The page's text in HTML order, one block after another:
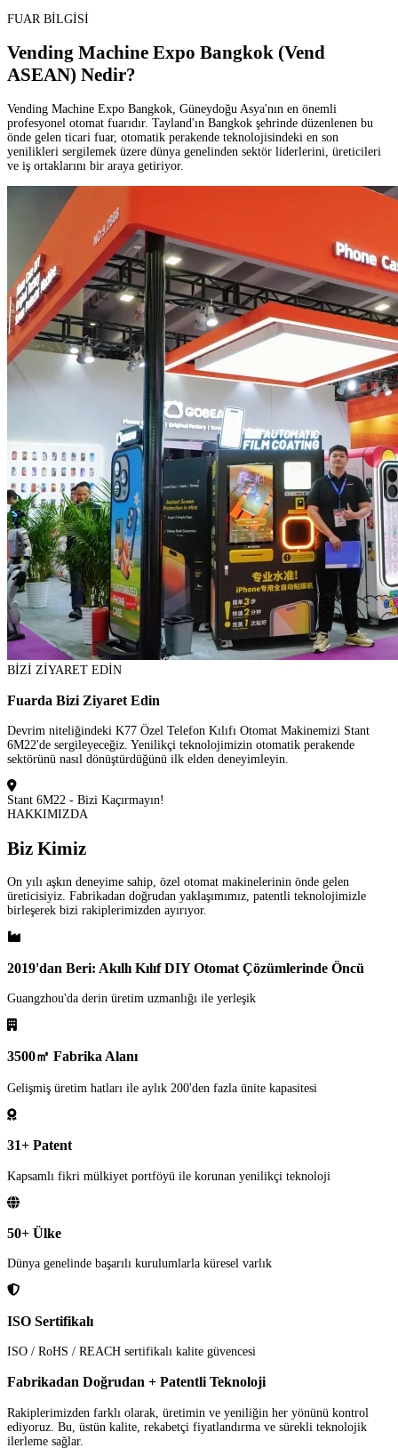
FUAR BİLGİSİ
Vending Machine Expo Bangkok (Vend
ASEAN) Nedir?
Vending Machine Expo Bangkok, Güneydoğu Asya'nın en önemli
profesyonel otomat fuarıdır. Tayland'ın Bangkok şehrinde düzenlenen bu
önde gelen ticari fuar, otomatik perakende teknolojisindeki en son
yenilikleri sergilemek üzere dünya genelinden sektör liderlerini, üreticileri
ve iş ortaklarını bir araya getiriyor.
BİZİ ZİYARET EDİN
Fuarda Bizi Ziyaret Edin
Devrim niteliğindeki K77 Özel Telefon Kılıfı Otomat Makinemizi Stant
6M22'de sergileyeceğiz. Yenilikçi teknolojimizin otomatik perakende
sektörünü nasıl dönüştürdüğünü ilk elden deneyimleyin.
Stant 6M22 - Bizi Kaçırmayın!
HAKKIMIZDA
Biz Kimiz
On yılı aşkın deneyime sahip, özel otomat makinelerinin önde gelen
üreticisiyiz. Fabrikadan doğrudan yaklaşımımız, patentli teknolojimizle
birleşerek bizi rakiplerimizden ayırıyor.
2019'dan Beri: Akıllı Kılıf DIY Otomat Çözümlerinde Öncü
Guangzhou'da derin üretim uzmanlığı ile yerleşik
3500㎡ Fabrika Alanı
Gelişmiş üretim hatları ile aylık 200'den fazla ünite kapasitesi
31+ Patent
Kapsamlı fikri mülkiyet portföyü ile korunan yenilikçi teknoloji
50+ Ülke
Dünya genelinde başarılı kurulumlarla küresel varlık
ISO Sertifikalı
ISO / RoHS / REACH sertifikalı kalite güvencesi
Fabrikadan Doğrudan + Patentli Teknoloji
Rakiplerimizden farklı olarak, üretimin ve yeniliğin her yönünü kontrol
ediyoruz. Bu, üstün kalite, rekabetçi fiyatlandırma ve sürekli teknolojik
ilerleme sağlar.